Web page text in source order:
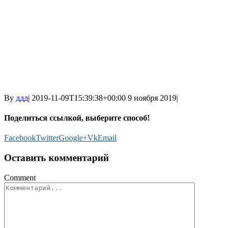
By ддд| 2019-11-09T15:39:38+00:00 9 ноября 2019|
Поделиться ссылкой, выберите способ!
FacebookTwitterGoogle+VkEmail
Оставить комментарий
Comment